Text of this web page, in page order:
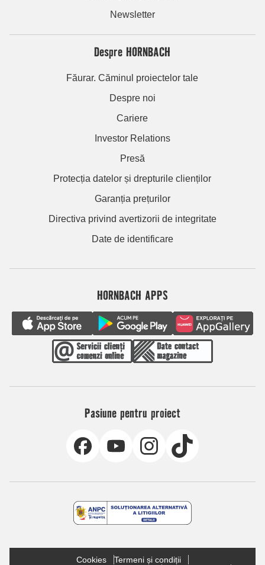
Newsletter
Despre HORNBACH
Făurar. Căminul proiectelor tale
Despre noi
Cariere
Investor Relations
Presă
Protecția datelor și drepturile clienților
Garanția prețurilor
Directiva privind avertizorii de integritate
Date de identificare
HORNBACH APPS
Pasiune pentru proiect
Cookies
Termeni și condiții